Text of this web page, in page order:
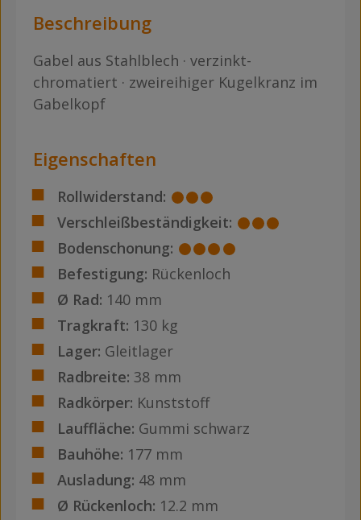
Beschreibung
Gabel aus Stahlblech · verzinkt-
chromatiert · zweireihiger Kugelkranz im
Gabelkopf
Eigenschaften
Rollwiderstand:
Verschleißbeständigkeit:
Bodenschonung:
Befestigung: Rückenloch
Ø Rad: 140 mm
Tragkraft: 130 kg
Lager: Gleitlager
Radbreite: 38 mm
Radkörper: Kunststoff
Lauffläche: Gummi schwarz
Bauhöhe: 177 mm
Ausladung: 48 mm
Ø Rückenloch: 12.2 mm